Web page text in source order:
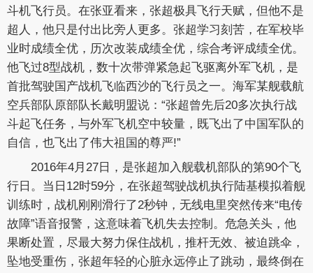
斗机飞行员。在张亚看来，张超极具飞行天赋，但他不是
超人，他只是付出比旁人更多。张超学习刻苦，在军校毕
业时成绩全优，历次改装成绩全优，综合考评成绩全优。
他飞过8型战机，数十次带弹紧急起飞驱离外军飞机，是
首批驾驶国产战机飞临西沙的飞行员之一。海军某舰载航
空兵部队原部队长戴明盟说：“张超曾先后20多次执行战
斗起飞任务，与外军飞机空中较量，既飞出了中国军队的
自信，也飞出了伟大祖国的尊严!”
2016年4月27日，是张超加入舰载机部队的第90个飞
行日。当日12时59分，在张超驾驶战机执行陆基模拟着舰
训练时，战机刚刚滑行了2秒钟，无线电里突然传来“电传
故障”语音报警，这意味着飞机失去控制。危急关头，他
果断处置，尽最大努力保住战机，推杆无效、被迫跳伞，
坠地受重伤，张超年轻的心脏永远停止了跳动，最终倒在